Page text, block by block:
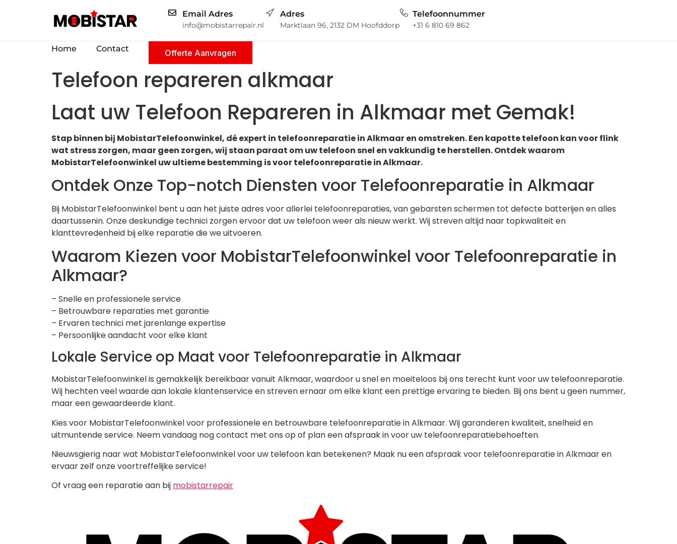
Email Adres
info@mobistarrepair.nl
Adres
Marktlaan 96, 2132 DM Hoofddorp
Telefoonnummer
+31 6 810 69 862
Home Contact Offerte Aanvragen
Telefoon repareren alkmaar
Laat uw Telefoon Repareren in Alkmaar met Gemak!
Stap binnen bij MobistarTelefoonwinkel, dé expert in telefoonreparatie in Alkmaar en omstreken. Een kapotte telefoon kan voor flink
wat stress zorgen, maar geen zorgen, wij staan paraat om uw telefoon snel en vakkundig te herstellen. Ontdek waarom
MobistarTelefoonwinkel uw ultieme bestemming is voor telefoonreparatie in Alkmaar.
Ontdek Onze Top-notch Diensten voor Telefoonreparatie in Alkmaar
Bij MobistarTelefoonwinkel bent u aan het juiste adres voor allerlei telefoonreparaties, van gebarsten schermen tot defecte batterijen en alles
daartussenin. Onze deskundige technici zorgen ervoor dat uw telefoon weer als nieuw werkt. Wij streven altijd naar topkwaliteit en
klanttevredenheid bij elke reparatie die we uitvoeren.
Waarom Kiezen voor MobistarTelefoonwinkel voor Telefoonreparatie in
Alkmaar?
– Snelle en professionele service
– Betrouwbare reparaties met garantie
– Ervaren technici met jarenlange expertise
– Persoonlijke aandacht voor elke klant
Lokale Service op Maat voor Telefoonreparatie in Alkmaar
MobistarTelefoonwinkel is gemakkelijk bereikbaar vanuit Alkmaar, waardoor u snel en moeiteloos bij ons terecht kunt voor uw telefoonreparatie.
Wij hechten veel waarde aan lokale klantenservice en streven ernaar om elke klant een prettige ervaring te bieden. Bij ons bent u geen nummer,
maar een gewaardeerde klant.
Kies voor MobistarTelefoonwinkel voor professionele en betrouwbare telefoonreparatie in Alkmaar. Wij garanderen kwaliteit, snelheid en
uitmuntende service. Neem vandaag nog contact met ons op of plan een afspraak in voor uw telefoonreparatiebehoeften.
Nieuwsgierig naar wat MobistarTelefoonwinkel voor uw telefoon kan betekenen? Maak nu een afspraak voor telefoonreparatie in Alkmaar en
ervaar zelf onze voortreffelijke service!
Of vraag een reparatie aan bij mobistarrepair